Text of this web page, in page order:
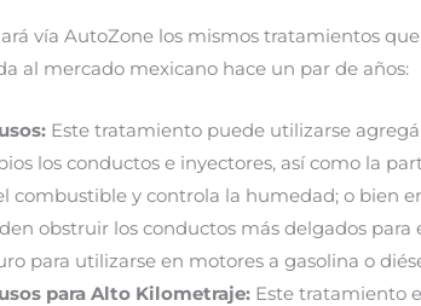
vía AutoZone los mismos tratamientos
al mercado mexicano hace un par de años:
Este tratamiento puede utilizarse
los conductos e inyectores, así como la
combustible y controla la humedad; o bien
obstruir los conductos más delgados
para utilizarse en motores a gasolina o
para Alto Kilometraje: Este tratamiento